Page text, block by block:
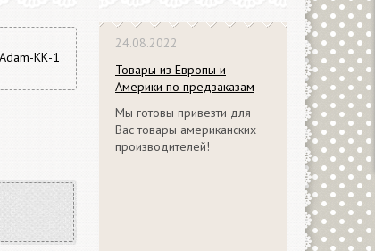
24.08.2022
Товары из Европы и
Америки по предзаказам
Мы готовы привезти для
Вас товары американских
производителей!
Adam-КК-1